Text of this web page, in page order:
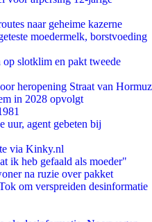
naar geheime kazerne
moedermelk, borstvoeding
slotklim en pakt tweede
heropening Straat van Hormuz
in 2028 opvolgt
uur, agent gebeten bij
via Kinky.nl
ik heb gefaald als moeder"
na ruzie over pakket
om verspreiden desinformatie